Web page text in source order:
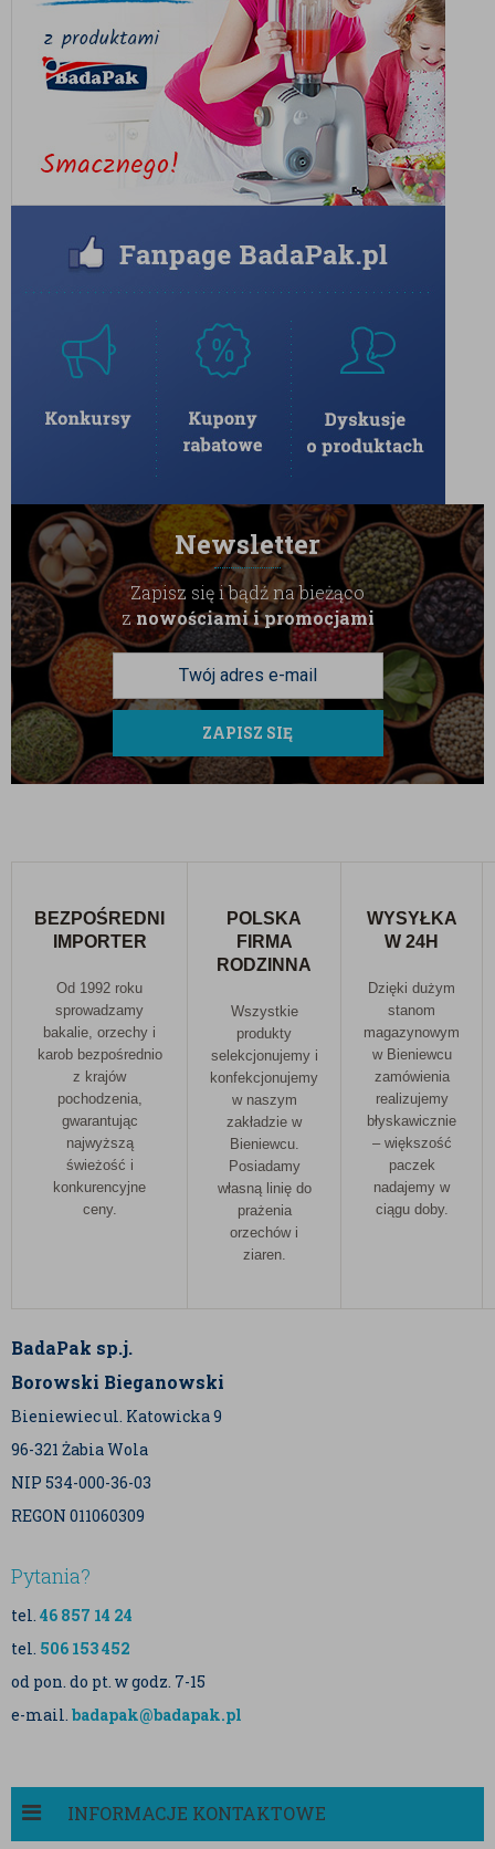
Newsletter
Zapisz się i bądź na bieżąco
znowościami i promocjami
ZAPISZ SIĘ
BEZPOŚREDNI
IMPORTER
Od 1992 roku
sprowadzamy
bakalie, orzechy i
karob bezpośrednio
z krajów
pochodzenia,
gwarantując
najwyższą
świeżość i
konkurencyjne
ceny.
POLSKA
FIRMA
RODZINNA
Wszystkie
produkty
selekcjonujemy i
konfekcjonujemy
w naszym
zakładzie w
Bieniewcu.
Posiadamy
własną linię do
prażenia
orzechów i
ziaren.
WYSYŁKA
W 24H
Dzięki dużym
stanom
magazynowym
w Bieniewcu
zamówienia
realizujemy
błyskawicznie
– większość
paczek
nadajemy w
ciągu doby.
BadaPak sp.j.
Borowski Bieganowski
Bieniewiec ul. Katowicka 9
96-321 Żabia Wola
NIP 534-000-36-03
REGON 011060309
Pytania?
tel. 46 857 14 24
tel. 506 153 452
od pon. do pt. w godz. 7-15
e-mail. badapak@badapak.pl
INFORMACJE KONTAKTOWE